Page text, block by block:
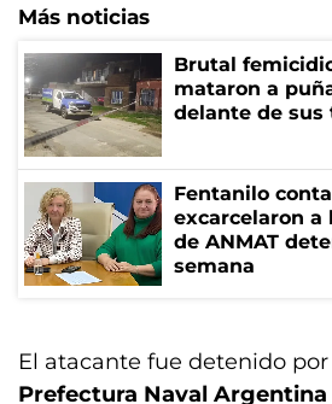
Más noticias
Brutal
mataron a
delante de sus
Fentanilo
excarcelaron a
de ANMAT
semana
El atacante fue detenido
Prefectura Naval Argentina